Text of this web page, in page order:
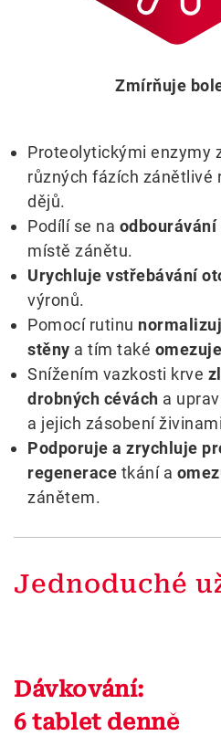
Zmírňuje
Proteolytickými enzymy
různých fázích zánětlivé
dějů.
Podílí se na
místě zánětu.
Urychluje vstřebávání
výronů.
Pomocí rutinu
stěny a tím také
Snížením vazkosti krve
drobných cévách a
a jejich zásobení
Podporuje a zrychluje
regenerace tkání a
zánětem.
Jednoduché
Dávkování:
6 tablet denně